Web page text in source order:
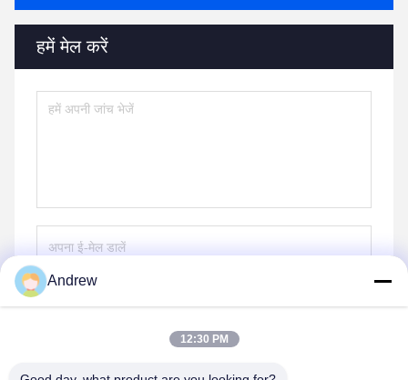
हमें मेल करें
Andrew
12:30 PM